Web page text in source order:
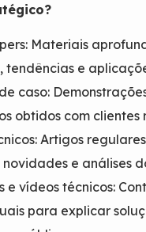
Materiais
tendências e
caso:
obtidos com clientes
Artigos
e análises
e vídeos técnicos:
para explicar